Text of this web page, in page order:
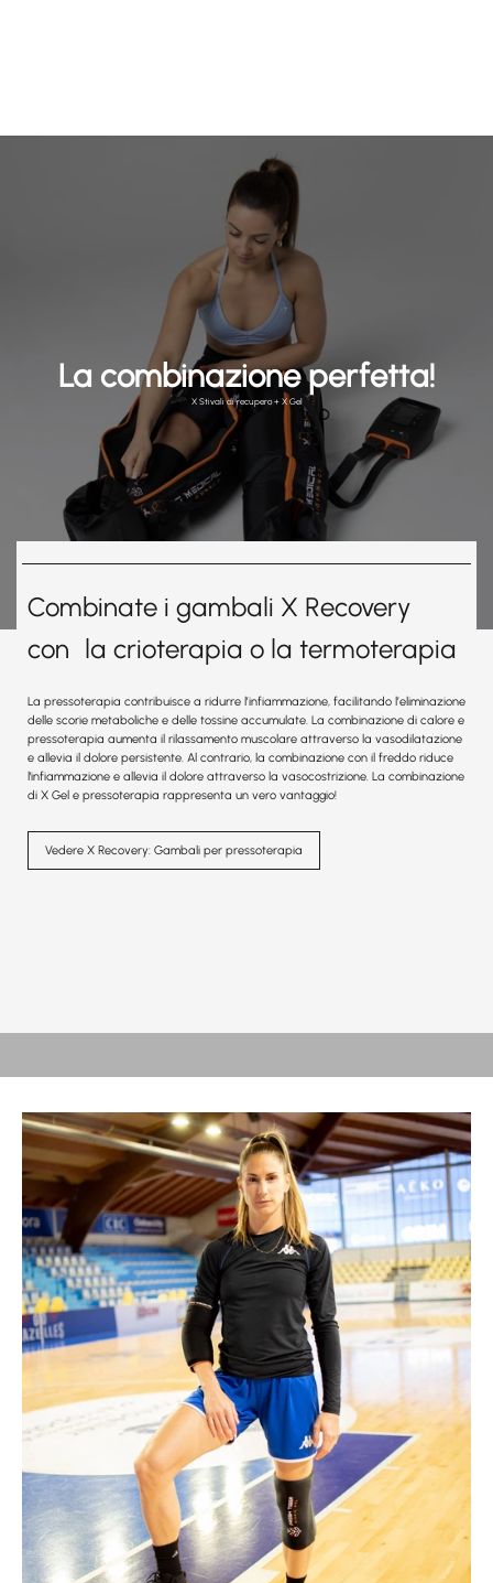
La combinazione perfetta!
X Stivali di recupero + X Gel
Combinate i gambali X Recovery
con la crioterapia o la termoterapia
La pressoterapia contribuisce a ridurre l’infiammazione, facilitando l’eliminazione
delle scorie metaboliche e delle tossine accumulate. La combinazione di calore e
pressoterapia aumenta il rilassamento muscolare attraverso la vasodilatazione
e allevia il dolore persistente. Al contrario, la combinazione con il freddo riduce
l'infiammazione e allevia il dolore attraverso la vasocostrizione. La combinazione
di X Gel e pressoterapia rappresenta un vero vantaggio!
Vedere X Recovery: Gambali per pressoterapia
CALDO O FREDDO?